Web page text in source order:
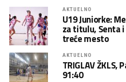
AKTUELNO
U19 Juniorke:
za titulu, Senta
treće mesto
AKTUELNO
TRIGLAV ŽKLS,
91:40